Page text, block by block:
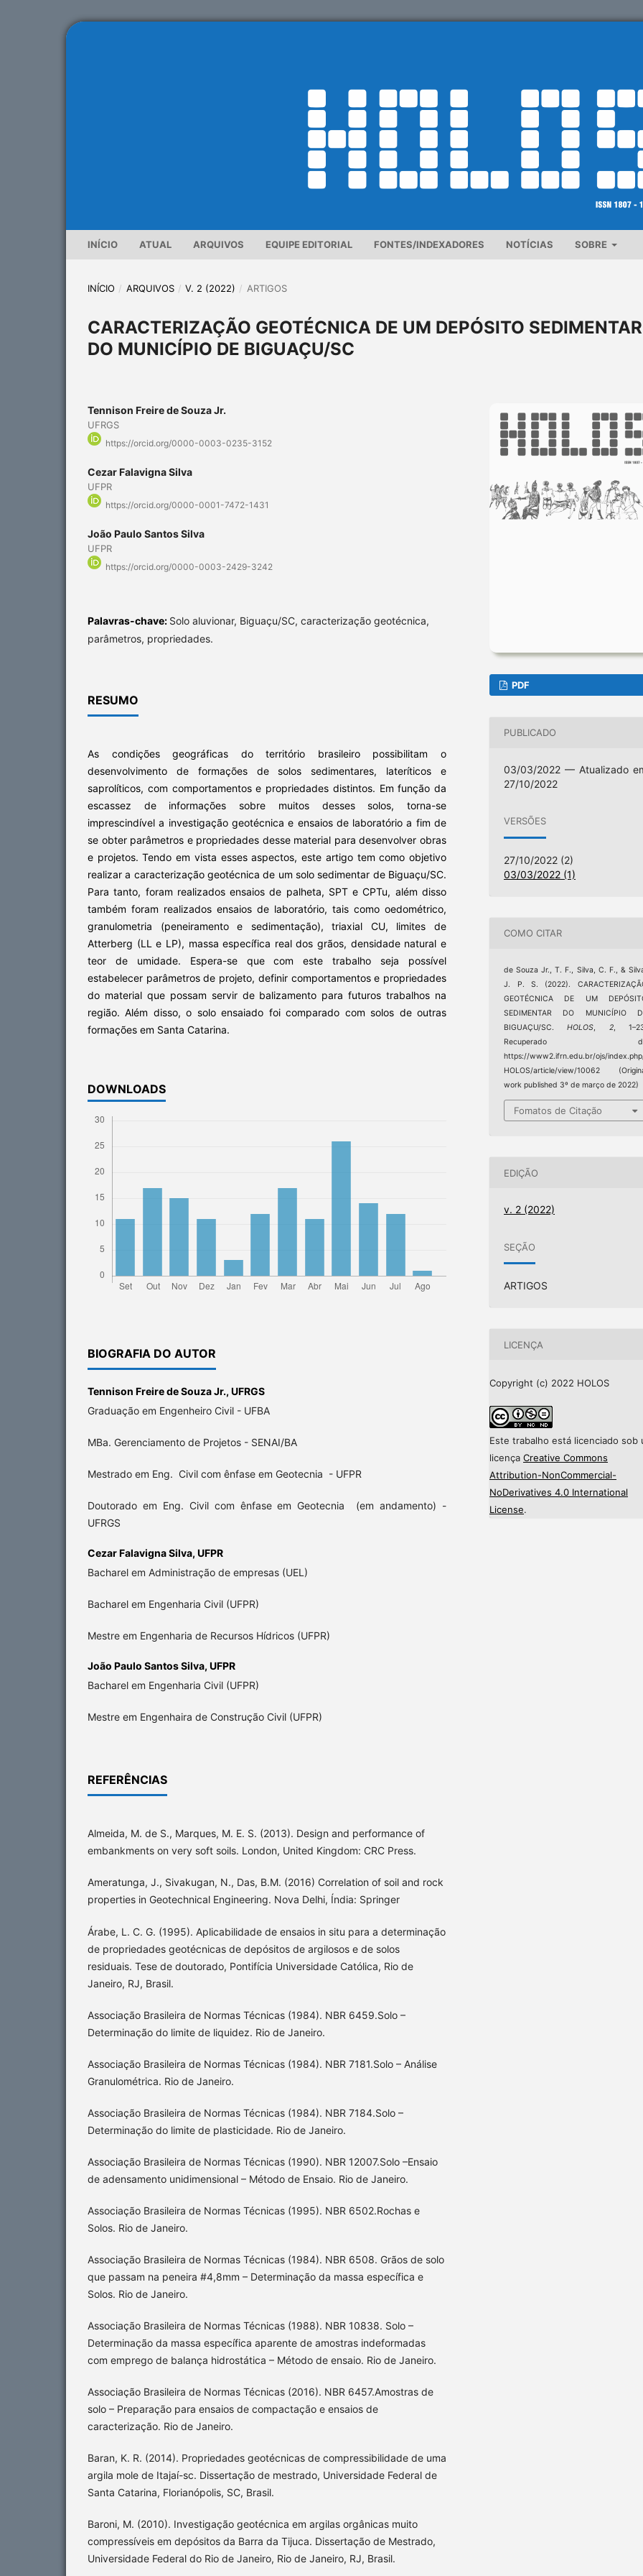
INÍCIO ATUAL ARQUIVOS EQUIPE EDITORIAL FONTES/INDEXADORES NOTÍCIAS SOBRE
INÍCIO / ARQUIVOS / V. 2 (2022) / ARTIGOS
CARACTERIZAÇÃO GEOTÉCNICA DE UM DEPÓSITO SEDIMENTAR
DO MUNICÍPIO DE BIGUAÇU/SC
Tennison Freire de Souza Jr.
UFRGS
https://orcid.org/0000-0003-0235-3152
Cezar Falavigna Silva
UFPR
https://orcid.org/0000-0001-7472-1431
João Paulo Santos Silva
UFPR
https://orcid.org/0000-0003-2429-3242
Palavras-chave: Solo aluvionar, Biguaçu/SC, caracterização geotécnica,
parâmetros, propriedades.
RESUMO
As condições geográficas do território brasileiro possibilitam o
desenvolvimento de formações de solos sedimentares, lateríticos e
saprolíticos, com comportamentos e propriedades distintos. Em função da
escassez de informações sobre muitos desses solos, torna-se
imprescindível a investigação geotécnica e ensaios de laboratório a fim de
se obter parâmetros e propriedades desse material para desenvolver obras
e projetos. Tendo em vista esses aspectos, este artigo tem como objetivo
realizar a caracterização geotécnica de um solo sedimentar de Biguaçu/SC.
Para tanto, foram realizados ensaios de palheta, SPT e CPTu, além disso
também foram realizados ensaios de laboratório, tais como oedométrico,
granulometria (peneiramento e sedimentação), triaxial CU, limites de
Atterberg (LL e LP), massa específica real dos grãos, densidade natural e
teor de umidade. Espera-se que com este trabalho seja possível
estabelecer parâmetros de projeto, definir comportamentos e propriedades
do material que possam servir de balizamento para futuros trabalhos na
região. Além disso, o solo ensaiado foi comparado com solos de outras
formações em Santa Catarina.
DOWNLOADS
BIOGRAFIA DO AUTOR
Tennison Freire de Souza Jr., UFRGS
Graduação em Engenheiro Civil - UFBA
MBa. Gerenciamento de Projetos - SENAI/BA
Mestrado em Eng. Civil com ênfase em Geotecnia - UFPR
Doutorado em Eng. Civil com ênfase em Geotecnia (em andamento) -
UFRGS
Cezar Falavigna Silva, UFPR
Bacharel em Administração de empresas (UEL)
Bacharel em Engenharia Civil (UFPR)
Mestre em Engenharia de Recursos Hídricos (UFPR)
João Paulo Santos Silva, UFPR
Bacharel em Engenharia Civil (UFPR)
Mestre em Engenhaira de Construção Civil (UFPR)
REFERÊNCIAS
Almeida, M. de S., Marques, M. E. S. (2013). Design and performance of
embankments on very soft soils. London, United Kingdom: CRC Press.
Ameratunga, J., Sivakugan, N., Das, B.M. (2016) Correlation of soil and rock
properties in Geotechnical Engineering. Nova Delhi, Índia: Springer
Árabe, L. C. G. (1995). Aplicabilidade de ensaios in situ para a determinação
de propriedades geotécnicas de depósitos de argilosos e de solos
residuais. Tese de doutorado, Pontifícia Universidade Católica, Rio de
Janeiro, RJ, Brasil.
Associação Brasileira de Normas Técnicas (1984). NBR 6459.Solo –
Determinação do limite de liquidez. Rio de Janeiro.
Associação Brasileira de Normas Técnicas (1984). NBR 7181.Solo – Análise
Granulométrica. Rio de Janeiro.
Associação Brasileira de Normas Técnicas (1984). NBR 7184.Solo –
Determinação do limite de plasticidade. Rio de Janeiro.
Associação Brasileira de Normas Técnicas (1990). NBR 12007.Solo –Ensaio
de adensamento unidimensional – Método de Ensaio. Rio de Janeiro.
Associação Brasileira de Normas Técnicas (1995). NBR 6502.Rochas e
Solos. Rio de Janeiro.
Associação Brasileira de Normas Técnicas (1984). NBR 6508. Grãos de solo
que passam na peneira #4,8mm – Determinação da massa específica e
Solos. Rio de Janeiro.
Associação Brasileira de Normas Técnicas (1988). NBR 10838. Solo –
Determinação da massa específica aparente de amostras indeformadas
com emprego de balança hidrostática – Método de ensaio. Rio de Janeiro.
Associação Brasileira de Normas Técnicas (2016). NBR 6457.Amostras de
solo – Preparação para ensaios de compactação e ensaios de
caracterização. Rio de Janeiro.
Baran, K. R. (2014). Propriedades geotécnicas de compressibilidade de uma
argila mole de Itajaí-sc. Dissertação de mestrado, Universidade Federal de
Santa Catarina, Florianópolis, SC, Brasil.
Baroni, M. (2010). Investigação geotécnica em argilas orgânicas muito
compressíveis em depósitos da Barra da Tijuca. Dissertação de Mestrado,
Universidade Federal do Rio de Janeiro, Rio de Janeiro, RJ, Brasil.
PDF
PUBLICADO
03/03/2022 — Atualizado
27/10/2022
VERSÕES
27/10/2022 (2)
03/03/2022 (1)
COMO CITAR
de Souza Jr., T. F., Silva, C. F., &
J. P. S. (2022).
GEOTÉCNICA DE UM
SEDIMENTAR DO MUNICÍPIO
BIGUAÇU/SC.HOLOS, 2,
Recuperado
https://www2.ifrn.edu.br/ojs/
HOLOS/article/view/10062
work published 3º de março de 2022)
Fomatos de Citação
EDIÇÃO
v. 2 (2022)
SEÇÃO
ARTIGOS
LICENÇA
Copyright (c) 2022 HOLOS
Este trabalho está licenciado sob
licença Creative Commons
Attribution-NonCommercial-
NoDerivatives 4.0 International
License.